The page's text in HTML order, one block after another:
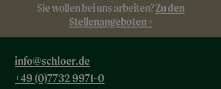
Sie wollen bei uns arbeiten?Zu den
Stellenangeboten >
info@schloer.de
+49 (0)7732 9971-0